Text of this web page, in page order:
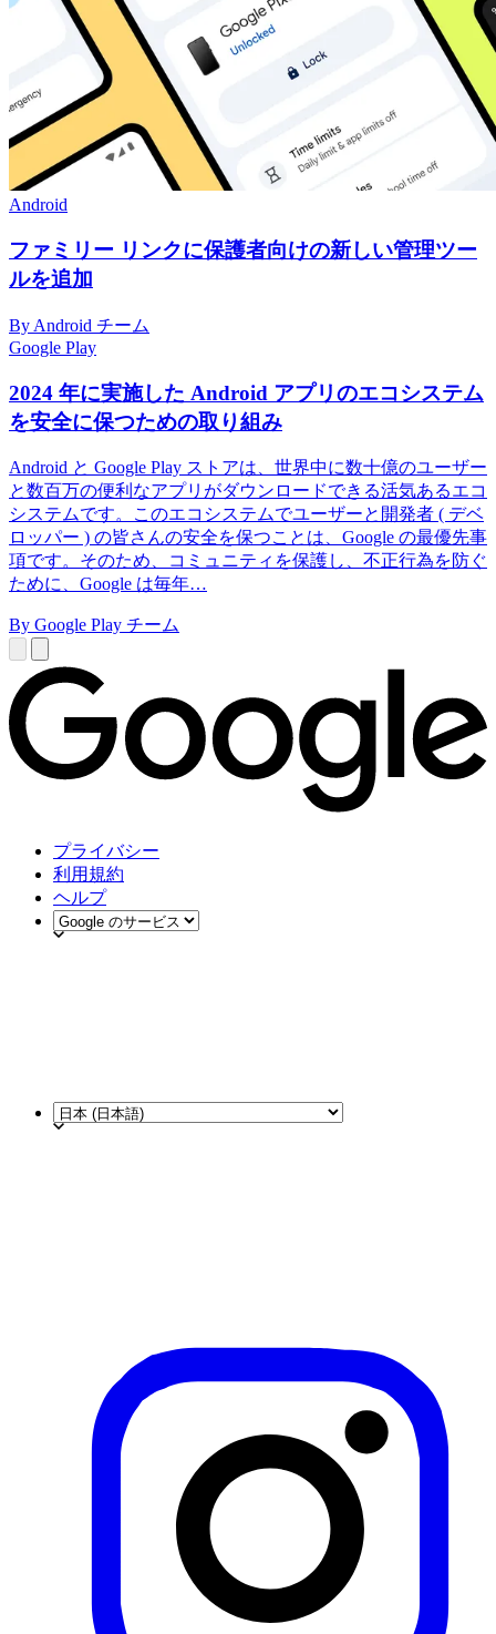
Android
ファミリー リンクに保護者向けの新しい管理ツー
ルを追加
By Android チーム
Google Play
2024 年に実施した Android アプリのエコシステム
を安全に保つための取り組み
Android と Google Play ストアは、世界中に数十億のユーザー
と数百万の便利なアプリがダウンロードできる活気あるエコ
システムです。このエコシステムでユーザーと開発者 ( デベ
ロッパー ) の皆さんの安全を保つことは、Google の最優先事
項です。そのため、コミュニティを保護し、不正行為を防ぐ
ために、Google は毎年…
By Google Play チーム
プライバシー
利用規約
ヘルプ